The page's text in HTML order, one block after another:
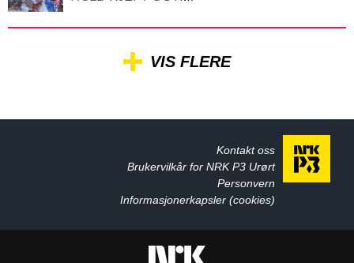
VIS FLERE
Kontakt oss
Brukervilkår for NRK P3 Urørt
Personvern
Informasjonerkapsler (cookies)